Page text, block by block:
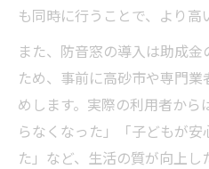
も同時に行うことで、より高
また、防音窓の導入は助成
ため、事前に高砂市や専門
めします。実際の利用者か
らなくなった」「子どもが
た」など、生活の質が向上